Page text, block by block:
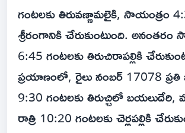
గంటలకు తిరువణ్ణామలైకి, సాయంత్రం
శ్రీరంగానికి చేరుకుంటుంది. అనంతరం
6:45 గంటలకు తిరుచిరాపల్లికి
ప్రయాణంలో, రైలు నంబర్ 17078
9:30 గంటలకు తిరుచ్చిలో బయలుదేరి,
రాత్రి 10:20 గంటలకు చెర్లపల్లికి